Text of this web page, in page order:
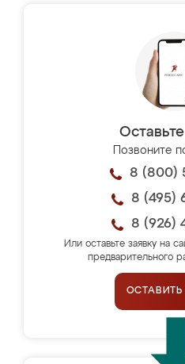
Позвоните
8 (800)
8 (495)
8 (926)
Или оставьте заявку на
предварительного
ОСТАВИТЬ